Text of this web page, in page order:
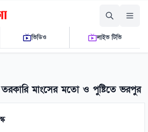
AJKER PROTTASHA
ভিডিও লাইভ টিভি
তরকারি মাংসের মতো ও পুষ্টিতে ভরপুর